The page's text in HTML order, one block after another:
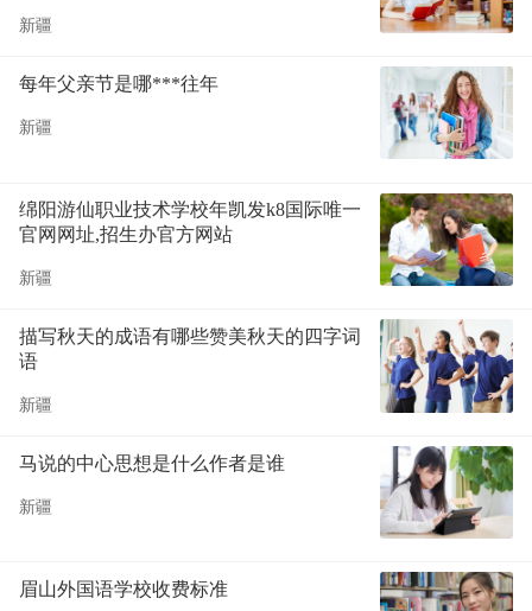
新疆
每年父亲节是哪***往年
新疆
绵阳游仙职业技术学校年凯发k8国际唯一
官网网址,招生办官方网站
新疆
描写秋天的成语有哪些赞美秋天的四字词
语
新疆
马说的中心思想是什么作者是谁
新疆
眉山外国语学校收费标准